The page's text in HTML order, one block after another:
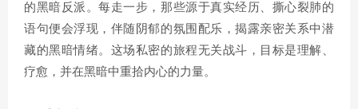
的黑暗反派。每走一步，那些源于真实经历、撕心裂肺的
语句便会浮现，伴随阴郁的氛围配乐，揭露亲密关系中潜
藏的黑暗情绪。这场私密的旅程无关战斗，目标是理解、
疗愈，并在黑暗中重拾内心的力量。